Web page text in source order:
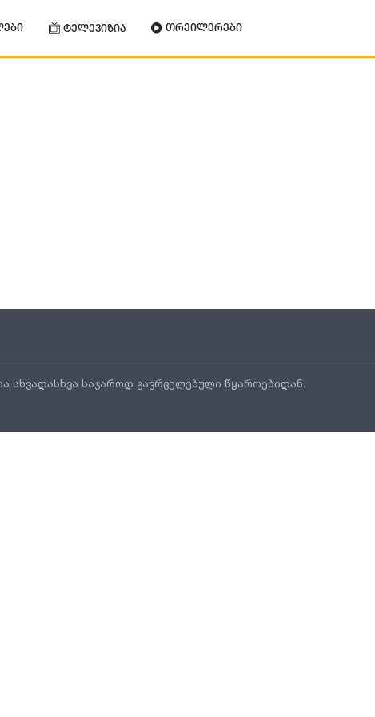
ტელევიზია თრეილერები
სხვადასხვა საჯაროდ გავრცელებული წყაროებიდან.